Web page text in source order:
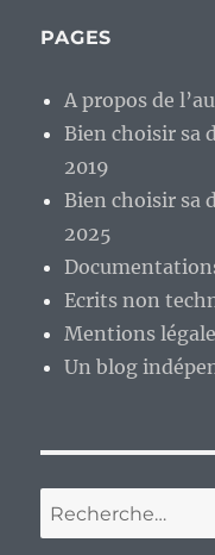
PAGES
A propos de
Bien choisir sa
2019
Bien choisir sa
2025
Ecrits non
Mentions
Un blog
Recherche
pour :